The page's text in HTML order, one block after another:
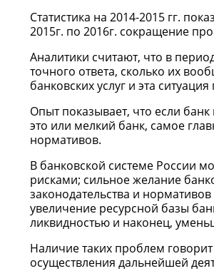
Статистика на 2014-2015 гг.
2015г. по 2016г. сокращение
Аналитики считают, что в
точного ответа, сколько их
банковских услуг и эта
Опыт показывает, что если
это или мелкий банк, самое
нормативов.
В банковской системе России
рисками; сильное желание
законодательства и
увеличение ресурсной базы
ликвидностью и наконец,
Наличие таких проблем
осуществления дальнейшей